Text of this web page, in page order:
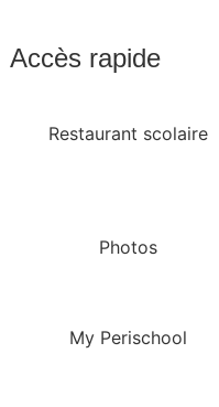
Accès rapide
Restaurant scolaire
Photos
My Perischool